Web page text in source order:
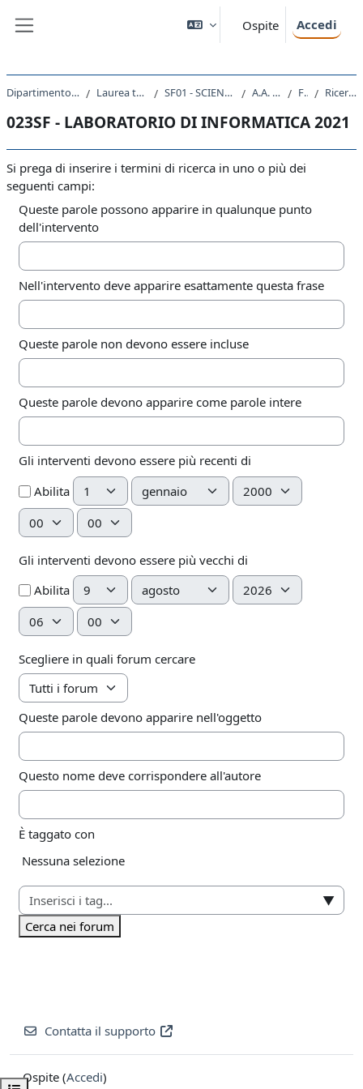
Ospite Accedi
Dipartimento di Studi Umanistici Laurea triennale (DM270) SF01 - SCIENZE DELL'EDUCAZIONE A.A. 2021 - 2022 Forum Ricerca avanzata
023SF - LABORATORIO DI INFORMATICA 2021
Si prega di inserire i termini di ricerca in uno o più dei
seguenti campi:
Queste parole possono apparire in qualunque punto
dell'intervento
Nell'intervento deve apparire esattamente questa frase
Queste parole non devono essere incluse
Queste parole devono apparire come parole intere
Gli interventi devono essere più recenti di
Abilita Giorno Mese
Anno
Ora
Minuto
Gli interventi devono essere più vecchi di
Abilita Giorno Mese
Anno
Ora
Minuto
Scegliere in quali forum cercare
Queste parole devono apparire nell'oggetto
Questo nome deve corrispondere all'autore
È taggato con
Elementi selezionati:
Nessuna selezione
▼
Cerca nei forum
Contatta il supporto
Ospite (Accedi)